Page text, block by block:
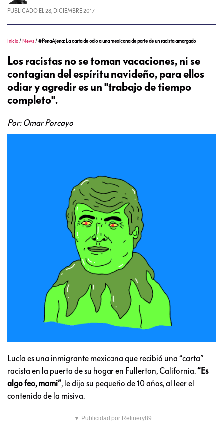
PUBLICADO EL 28, DICIEMBRE 2017
Inicio / News /#PenaAjena: La carta de odio a una mexicana de parte de un racista amargado
Los racistas no se toman vacaciones, ni se
contagian del espíritu navideño, para ellos
odiar y agredir es un "trabajo de tiempo
completo".
Por: Omar Porcayo
Lucía es una inmigrante mexicana que recibió una “carta”
racista en la puerta de su hogar en Fullerton, California.“Es
algo feo, mami”, le dijo su pequeño de 10 años, al leer el
contenido de la misiva.
▼ Publicidad por Refinery89